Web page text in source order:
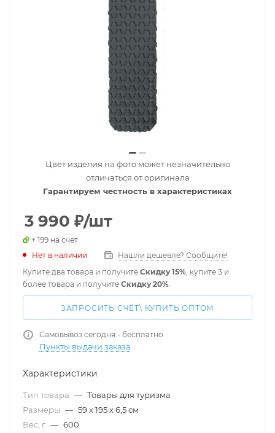
Цвет изделия на фото может незначительно
отличаться от оригинала
Гарантируем честность в характеристиках
3 990 ₽/шт
+ 199 на счет
Нет в наличии
Нашли дешевле? Сообщите!
Купите два товара и получите Скидку 15%, купите 3 и
более товара и получите Скидку 20%.
ЗАПРОСИТЬ СЧЁТ\ КУПИТЬ ОПТОМ
Самовывоз сегодня - бесплатно
Пункты выдачи заказа
Характеристики
Тип товара — Товары для туризма
Размеры — 59 х 195 х 6,5 см
Вес, г — 600